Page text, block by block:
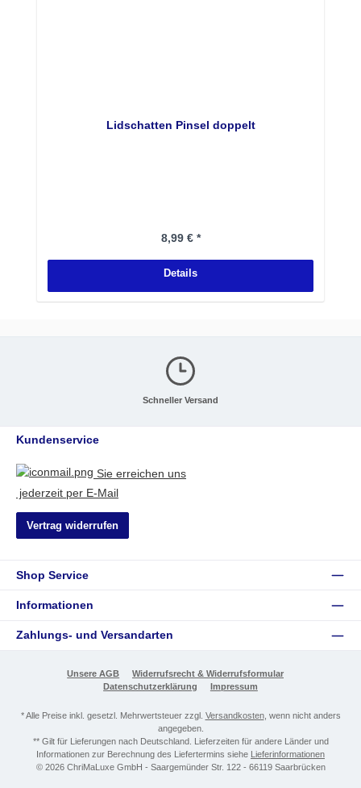
Lidschatten Pinsel doppelt
Regulärer Preis:
8,99 € *
Details
Schneller Versand
Kundenservice
Sie erreichen uns
jederzeit per E-Mail
Vertrag widerrufen
Shop Service
Informationen
Zahlungs- und Versandarten
Unsere AGB
Widerrufsrecht & Widerrufsformular
Datenschutzerklärung
Impressum
* Alle Preise inkl. gesetzl. Mehrwertsteuer zzgl. Versandkosten, wenn nicht anders
angegeben.
** Gilt für Lieferungen nach Deutschland. Lieferzeiten für andere Länder und
Informationen zur Berechnung des Liefertermins siehe Lieferinformationen
© 2026 ChriMaLuxe GmbH - Saargemünder Str. 122 - 66119 Saarbrücken